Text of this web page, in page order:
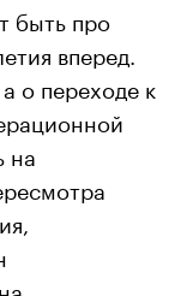
быть про
вперед.
о переходе к
на